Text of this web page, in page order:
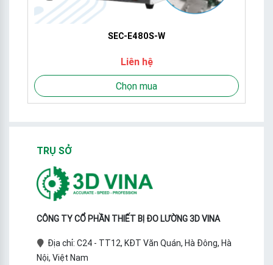
SEC-E480S-W
Liên hệ
Chọn mua
TRỤ SỞ
CÔNG TY CỔ PHẦN THIẾT BỊ ĐO LƯỜNG 3D VINA
Địa chỉ: C24 - TT12, KĐT Văn Quán, Hà Đông, Hà
Nội, Việt Nam